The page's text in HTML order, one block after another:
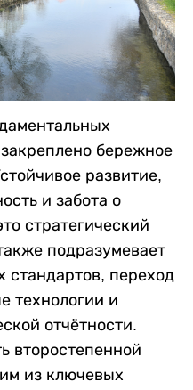
бережное
развитие,
и забота о
стратегический
подразумевает
стандартов, переход
технологии и
отчётности.
второстепенной
из ключевых